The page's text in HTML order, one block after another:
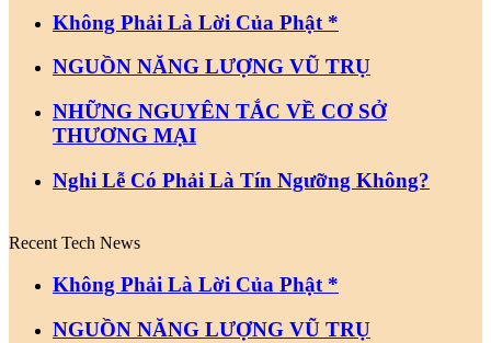
Không Phải Là Lời Của Phật *
NGUỒN NĂNG LƯỢNG VŨ TRỤ
NHỮNG NGUYÊN TẮC VỀ CƠ SỞ
THƯƠNG MẠI
Nghi Lễ Có Phải Là Tín Ngưỡng Không?
Recent Tech News
Không Phải Là Lời Của Phật *
NGUỒN NĂNG LƯỢNG VŨ TRỤ